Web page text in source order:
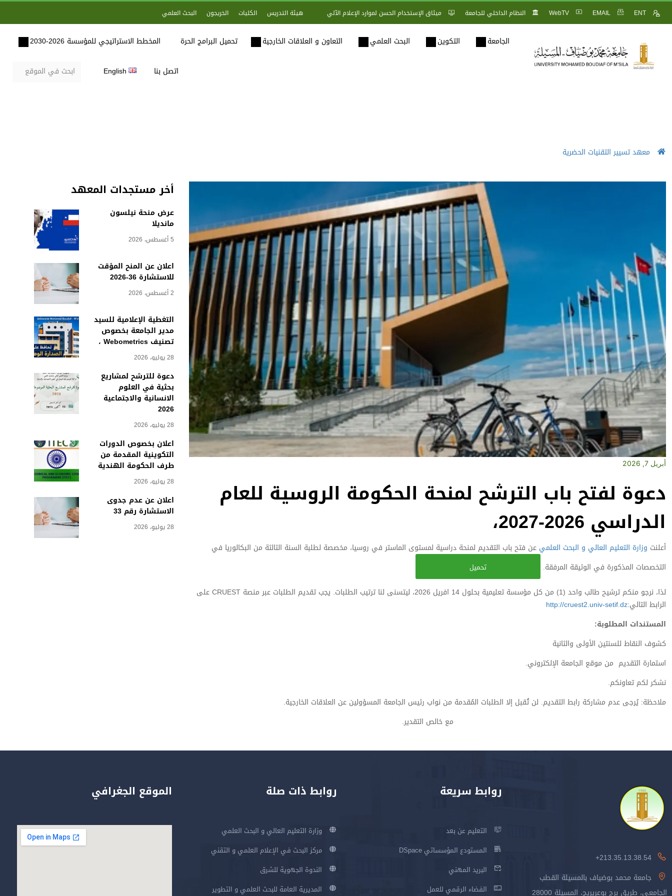
ENT
EMAIL
WebTV النظام الداخلي للجامعة ميثاق الإستخدام الحسن لموارد الإعلام الآلي هيئة التدريس الكليات الخريجون البحث العلمي
الجامعة التكوين البحث العلمي التعاون و العلاقات الخارجية تحميل البرامج الحرة المخطط الاستراتيجي للمؤسسة 2026-2030
اتصل بنا English
معهد تسيير التقنيات الحضرية
أخر مستجدات المعهد
عرض منحة نيلسون
مانديلا
5 أغسطس، 2026
اعلان عن المنح المؤقت
للاستشارة 36-2026
2 أغسطس، 2026
التغطية الإعلامية للسيد
مدير الجامعة بخصوص
تصنيف Webometrics ،
28 يوليو، 2026
دعوة للترشح لمشاريع
بحثية في العلوم
الانسانية والاجتماعية
2026
28 يوليو، 2026
اعلان بخصوص الدورات
التكوينية المقدمة من
طرف الحكومة الهندية
28 يوليو، 2026
اعلان عن عدم جدوى
الاستشارة رقم 33
28 يوليو، 2026
أبريل 7, 2026
دعوة لفتح باب الترشح لمنحة الحكومة الروسية للعام
الدراسي 2026-2027،
أعلنت وزارة التعليم العالي و البحث العلمي عن فتح باب التقديم لمنحة دراسية لمستوى الماستر في روسيا، مخصصة لطلبة السنة الثالثة من البكالوريا في
التخصصات المذكورة في الوثيقة المرفقة.
تحميل
لذا، نرجو منكم ترشيح طالب واحد (1) من كل مؤسسة تعليمية بحلول 14 افريل 2026، ليتسنى لنا ترتيب الطلبات. يجب تقديم الطلبات عبر منصة CRUEST على
الرابط التالي:http://cruest2.univ-setif.dz
المستندات المطلوبة:
كشوف النقاط للسنتين الأولى والثانية
استمارة التقديم من موقع الجامعة الإلكتروني.
نشكر لكم تعاونكم.
ملاحظة: يُرجى عدم مشاركة رابط التقديم. لن تُقبل إلا الطلبات المُقدمة من نواب رئيس الجامعة المسؤولين عن العلاقات الخارجية.
مع خالص التقدير.
213.35.13.38.54+
جامعة محمد بوضياف بالمسيلة القطب
الجامعي، طريق برج بوعريريج، المسيلة 28000
روابط سريعة
التعليم عن بعد
المستودع المؤسساتي DSpace
البريد المهني
الفضاء الرقمي للعمل
روابط ذات صلة
وزارة التعليم العالي و البحث العلمي
مركز البحث في الإعلام العلمي و التقني
الندوة الجهوية للشرق
المديرية العامة للبحث العلمي و التطوير
الموقع الجغرافي